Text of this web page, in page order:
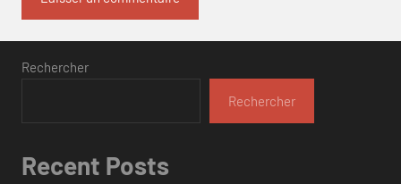
Rechercher
Rechercher
Recent Posts